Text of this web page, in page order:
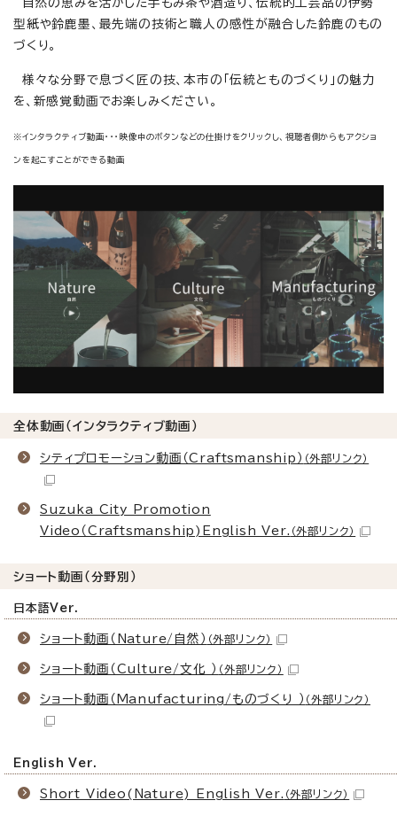
型紙や鈴鹿墨、最先端の技術と職人の感性が融合した鈴鹿のもの
づくり。
様々な分野で息づく匠の技、本市の「伝統とものづくり」の魅力
を、新感覚動画でお楽しみください。
※インタラクティブ動画・・・ 映像中のボタンなどの仕掛けをクリックし、視聴者側からもアクショ
ンを起こすことができる動画
全体動画（インタラクティブ動画）
シティプロモーション動画（Craftsmanship） （外部リンク）
Suzuka City Promotion
Video（Craftsmanship)English Ver. （外部リンク）
ショート動画（分野別）
日本語Ver.
ショート動画（Nature/自然） （外部リンク）
ショート動画（Culture/文化 ） （外部リンク）
ショート動画（Manufacturing/ものづくり ） （外部リンク）
English Ver.
Short Video(Nature) English Ver. （外部リンク）